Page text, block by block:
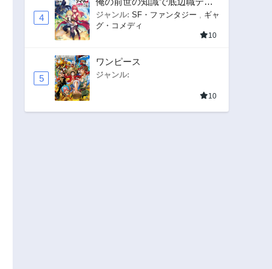
4
マーが上級職になってしまい
そうな件
ジャンル: SF・ファンタジー
ギャ
グ・コメディ
10
5
ワンピース
ジャンル:
10